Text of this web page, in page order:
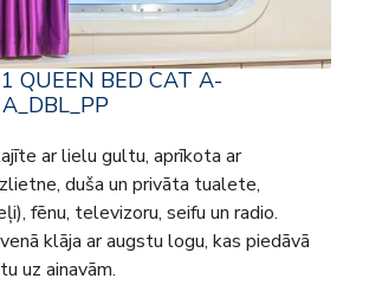
QUEEN BED CAT A-
ar lielu gultu, aprīkota ar
duša un privāta tualete,
fēnu, televizoru, seifu un radio.
klāja ar augstu logu, kas piedāvā
uz ainavām.